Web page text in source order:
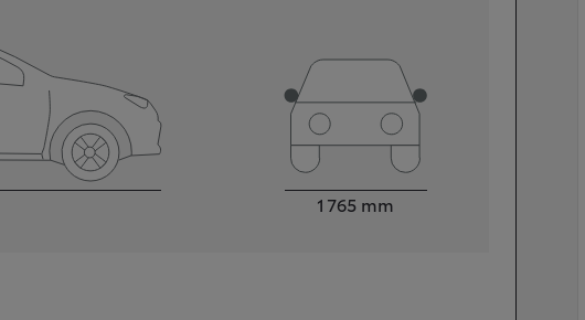
1 765 mm